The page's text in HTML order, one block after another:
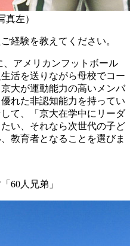
左）
経験を教えてください。
アメリカンフットボール
活を送りながら母校でコー
大が運動能力の高いメンバ
れた非認知能力を持ってい
て、「京大在学中にリーダ
い、それなら次世代の子ど
教育者となることを選びま
60人兄弟」